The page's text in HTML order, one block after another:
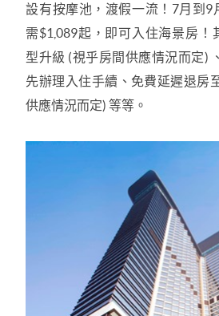
設有按摩池，渡假一流！ 7月到 9
需$1,089起，即可入住海景房！
型升級 (視乎房間供應情況而定) 、
先辦理入住手續、免費延遲退房
供應情況而定)等等。